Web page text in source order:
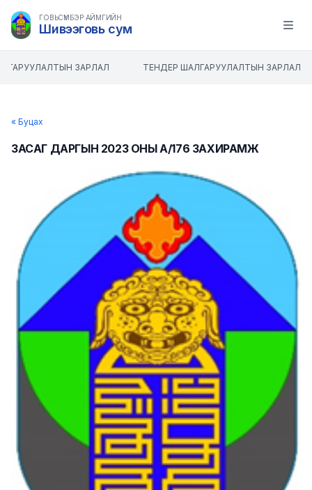
ГОВЬСҮМБЭР АЙМГИЙН
Шивээговь сум Open
ЗАРЛАЛ ТЕНДЕР ШАЛГАРУУЛАЛТЫН ЗАРЛАЛ
« Буцах
ЗАСАГ ДАРГЫН 2023 ОНЫ А/176 ЗАХИРАМЖ